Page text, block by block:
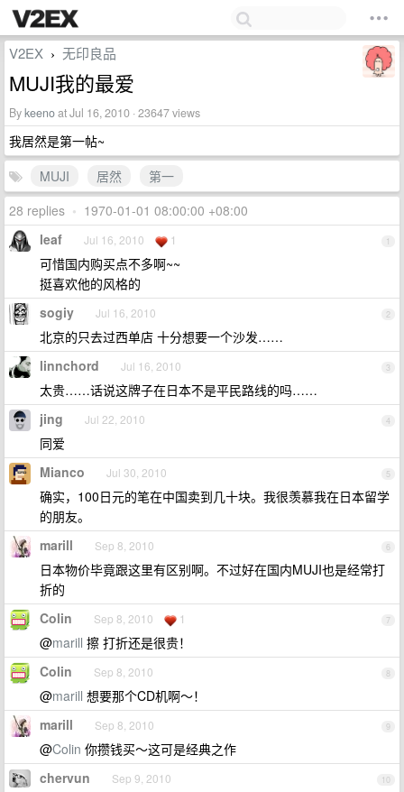
V2EX › 无印良品
MUJI我的最爱
Bykeenoat Jul 16, 2010 · 23647 views
我居然是第一帖~
MUJI
居然
第一
28 replies • 1970-01-01 08:00:00 +08:00
1
leaf Jul 16, 2010 1
可惜国内购买点不多啊~~
挺喜欢他的风格的
2
sogiy Jul 16, 2010
北京的只去过西单店 十分想要一个沙发……
3
linnchord Jul 16, 2010
太贵……话说这牌子在日本不是平民路线的吗……
4
jing Jul 22, 2010
同爱
5
Mianco Jul 30, 2010
确实，100日元的笔在中国卖到几十块。我很羡慕我在日本留学
的朋友。
6
marill Sep 8, 2010
日本物价毕竟跟这里有区别啊。不过好在国内MUJI也是经常打
折的
7
Colin Sep 8, 2010 1
@marill 擦 打折还是很贵！
8
Colin Sep 8, 2010
@marill 想要那个CD机啊～！
9
marill Sep 8, 2010
@Colin 你攒钱买～这可是经典之作
10
chervun Sep 9, 2010